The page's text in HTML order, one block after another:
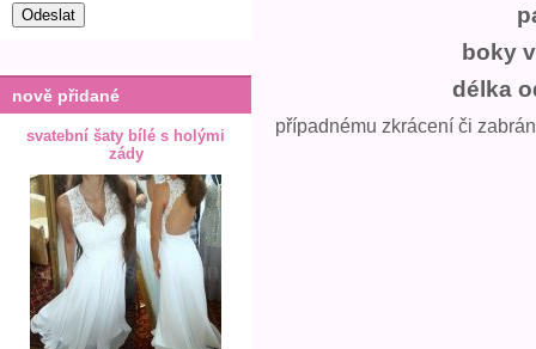
nově přidané
svatební šaty bílé s holými
zády
boky
délka
případnému zkrácení či